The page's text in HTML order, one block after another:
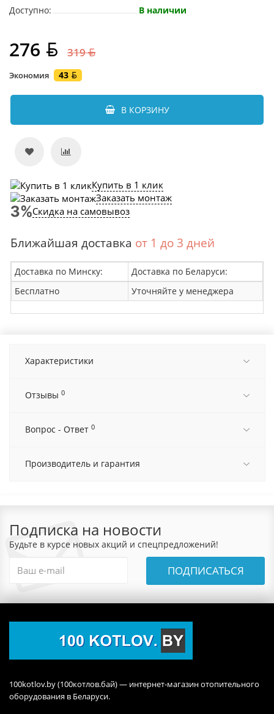
Доступно:
В наличии
276 319
Экономия 43
В КОРЗИНУ
Купить в 1 клик
Заказать монтаж
Скидка на самовывоз
Ближайшая доставка от 1 до 3 дней
Доставка по Минску:
Доставка по Беларуси:
Бесплатно
Уточняйте у менеджера
Характеристики
Отзывы 0
Вопрос - Ответ 0
Производитель и гарантия
Подписка на новости
Будьте в курсе новых акций и спецпредложений!
ПОДПИСАТЬСЯ
100kotlov.by (100котлов.бай) — интернет-магазин отопительного
оборудования в Беларуси.